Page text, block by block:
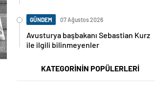
GÜNDEM 07 Ağustos 2026
Avusturya başbakanı Sebastian Kurz
ile ilgili bilinmeyenler
KATEGORİNİN POPÜLERLERİ